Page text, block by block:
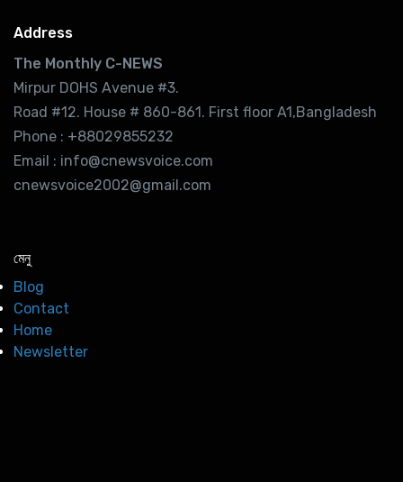
Address
The Monthly C-NEWS
Mirpur DOHS Avenue #3.
Road #12. House # 860-861. First floor A1,Bangladesh
Phone : +88029855232
Email : info@cnewsvoice.com
cnewsvoice2002@gmail.com
মেনু
Blog
Contact
Home
Newsletter